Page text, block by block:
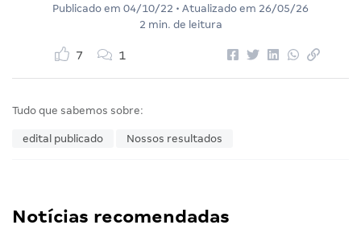
Publicado em 04/10/22 • Atualizado em 26/05/26
2 min. de leitura
7 1
Tudo que sabemos sobre:
edital publicado Nossos resultados
Notícias recomendadas